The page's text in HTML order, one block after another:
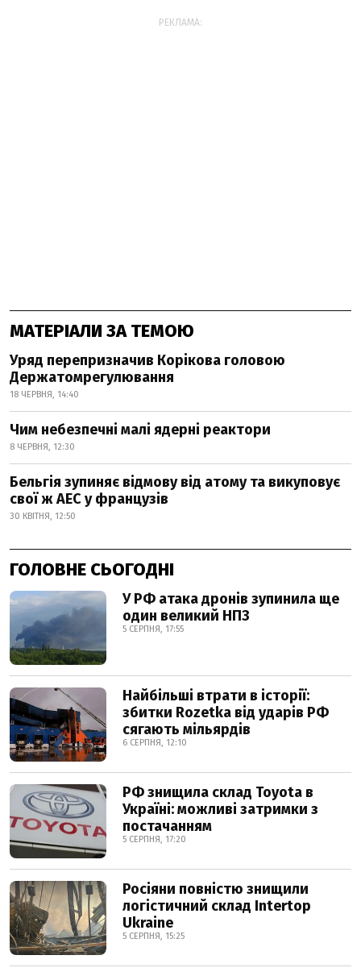
РЕКЛАМА:
МАТЕРІАЛИ ЗА ТЕМОЮ
Уряд перепризначив Корікова головою
Держатомрегулювання
18 ЧЕРВНЯ, 14:40
Чим небезпечні малі ядерні реактори
8 ЧЕРВНЯ, 12:30
Бельгія зупиняє відмову від атому та викуповує
свої ж АЕС у французів
30 КВІТНЯ, 12:50
ГОЛОВНЕ СЬОГОДНІ
У РФ атака дронів зупинила ще
один великий НПЗ
5 СЕРПНЯ, 17:55
Найбільші втрати в історії:
збитки Rozetka від ударів РФ
сягають мільярдів
6 СЕРПНЯ, 12:10
РФ знищила склад Toyota в
Україні: можливі затримки з
постачанням
5 СЕРПНЯ, 17:20
Росіяни повністю знищили
логістичний склад Intertop
Ukraine
5 СЕРПНЯ, 15:25